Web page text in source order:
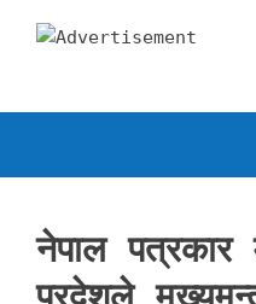
नेपाल पत्रकार